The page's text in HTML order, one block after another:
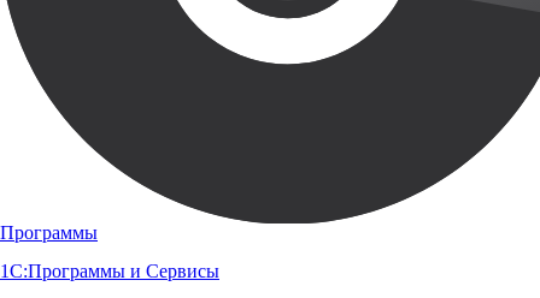
Программы
1С:Программы и Сервисы